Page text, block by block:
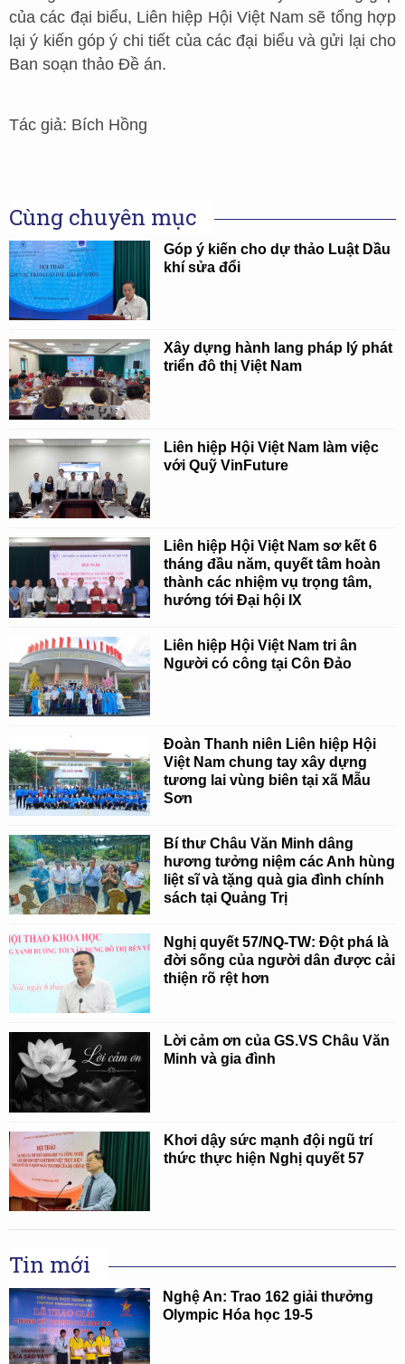
của các đại biểu, Liên hiệp Hội Việt Nam sẽ tổng hợp
lại ý kiến góp ý chi tiết của các đại biểu và gửi lại cho
Ban soạn thảo Đề án.
Tác giả: Bích Hồng
Cùng chuyên mục
Góp ý kiến cho dự thảo Luật Dầu
khí sửa đổi
Xây dựng hành lang pháp lý phát
triển đô thị Việt Nam
Liên hiệp Hội Việt Nam làm việc
với Quỹ VinFuture
Liên hiệp Hội Việt Nam sơ kết 6
tháng đầu năm, quyết tâm hoàn
thành các nhiệm vụ trọng tâm,
hướng tới Đại hội IX
Liên hiệp Hội Việt Nam tri ân
Người có công tại Côn Đảo
Đoàn Thanh niên Liên hiệp Hội
Việt Nam chung tay xây dựng
tương lai vùng biên tại xã Mẫu
Sơn
Bí thư Châu Văn Minh dâng
hương tưởng niệm các Anh hùng
liệt sĩ và tặng quà gia đình chính
sách tại Quảng Trị
Nghị quyết 57/NQ-TW: Đột phá là
đời sống của người dân được cải
thiện rõ rệt hơn
Lời cảm ơn của GS.VS Châu Văn
Minh và gia đình
Khơi dậy sức mạnh đội ngũ trí
thức thực hiện Nghị quyết 57
Tin mới
Nghệ An: Trao 162 giải thưởng
Olympic Hóa học 19-5